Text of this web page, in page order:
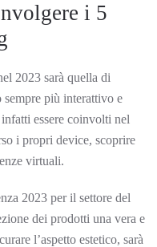
i 5
2023 sarà quella di
più interattivo e
essere coinvolti nel
i propri device, scoprire
virtuali.
2023 per il settore del
dei prodotti una vera e
l’aspetto estetico, sarà